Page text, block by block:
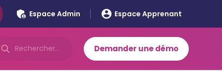
Espace Admin Espace Apprenant
Demander une démo